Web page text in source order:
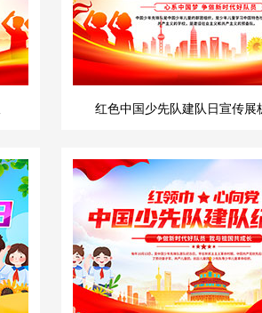
红色中国少先队建队日宣传展